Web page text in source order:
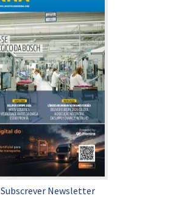
Subscrever Newsletter